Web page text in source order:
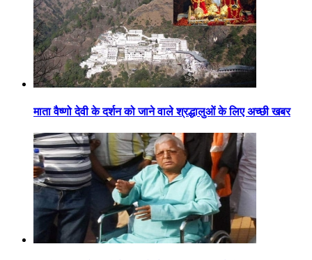
माता वैष्णो देवी के दर्शन को जाने वाले श्रद्धालुओं के लिए अच्छी खबर